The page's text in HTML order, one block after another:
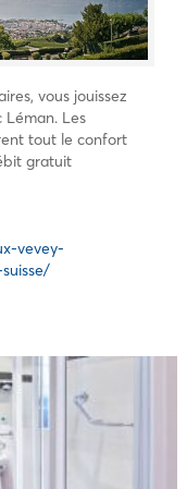
vous jouissez
Léman. Les
tout le confort
gratuit
vevey-